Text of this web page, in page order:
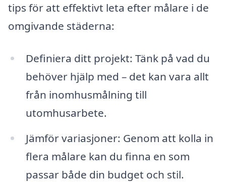
tips för att effektivt leta efter målare i de
omgivande städerna:
Definiera ditt projekt: Tänk på vad du
behöver hjälp med – det kan vara allt
från inomhusmålning till
utomhusarbete.
Jämför variasjoner: Genom att kolla in
flera målare kan du finna en som
passar både din budget och stil.